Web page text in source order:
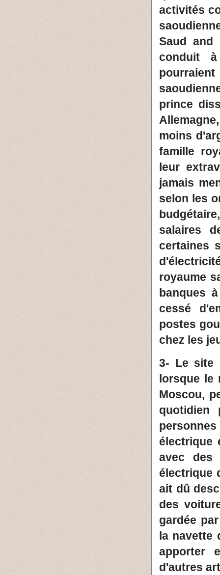
activités
Saud
conduit
prince
moins
famille
leur
jamais
selon les
salaires
certaines
royaume
banques
cessé
postes
chez les
3- Le site
lorsque le
Moscou,
quotidien
électrique
avec des
électrique
ait dû
des
gardée
la navette
apporter
d'autres